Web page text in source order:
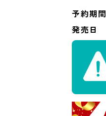
予約期間
発売日